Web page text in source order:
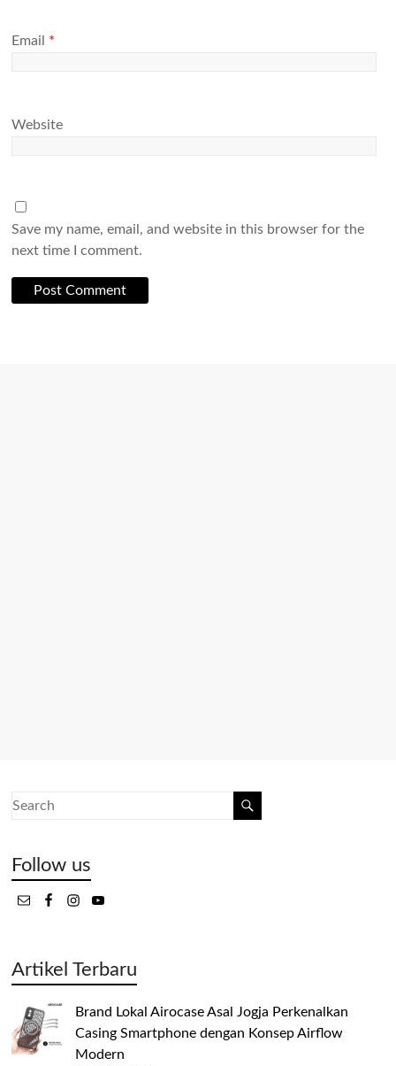
Email *
Website
Save my name, email, and website in this browser for the
next time I comment.
Follow us
Artikel Terbaru
Brand Lokal Airocase Asal Jogja Perkenalkan
Casing Smartphone dengan Konsep Airflow
Modern